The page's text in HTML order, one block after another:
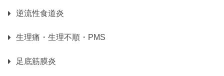
逆流性食道炎
生理痛・生理不順・PMS
足底筋膜炎